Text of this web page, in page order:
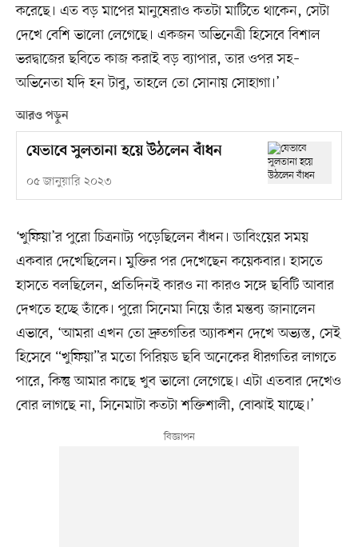
করেছে। এত বড় মাপের মানুষেরাও কতটা মাটিতে থাকেন, সেটা
দেখে বেশি ভালো লেগেছে। একজন অভিনেত্রী হিসেবে বিশাল
ভরদ্বাজের ছবিতে কাজ করাই বড় ব্যাপার, তার ওপর সহ–
অভিনেতা যদি হন টাবু, তাহলে তো সোনায় সোহাগা।’
আরও পড়ুন
যেভাবে সুলতানা হয়ে উঠলেন বাঁধন
০৫ জানুয়ারি ২০২৩
‘খুফিয়া’র পুরো চিত্রনাট্য পড়েছিলেন বাঁধন। ডাবিংয়ের সময়
একবার দেখেছিলেন। মুক্তির পর দেখেছেন কয়েকবার। হাসতে
হাসতে বলছিলেন, প্রতিদিনই কারও না কারও সঙ্গে ছবিটি আবার
দেখতে হচ্ছে তাঁকে। পুরো সিনেমা নিয়ে তাঁর মন্তব্য জানালেন
এভাবে, ‘আমরা এখন তো দ্রুতগতির অ্যাকশন দেখে অভ্যস্ত, সেই
হিসেবে “খুফিয়া”র মতো পিরিয়ড ছবি অনেকের ধীরগতির লাগতে
পারে, কিন্তু আমার কাছে খুব ভালো লেগেছে। এটা এতবার দেখেও
বোর লাগছে না, সিনেমাটা কতটা শক্তিশালী, বোঝাই যাচ্ছে।’